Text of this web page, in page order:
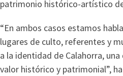
patrimonio histórico-artístico
“En ambos casos estamos
lugares de culto, referentes y
a la identidad de Calahorra,
valor histórico y patrimonial”,